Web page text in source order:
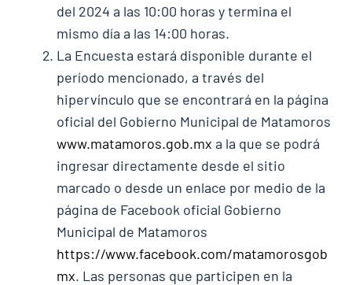
del 2024 a las 10:00 horas y termina el
mismo día a las 14:00 horas.
La Encuesta estará disponible durante el
período mencionado, a través del
hipervínculo que se encontrará en la página
oficial del Gobierno Municipal de Matamoros
www.matamoros.gob.mx a la que se podrá
ingresar directamente desde el sitio
marcado o desde un enlace por medio de la
página de Facebook oficial Gobierno
Municipal de Matamoros
https://www.facebook.com/matamorosgob
mx. Las personas que participen en la